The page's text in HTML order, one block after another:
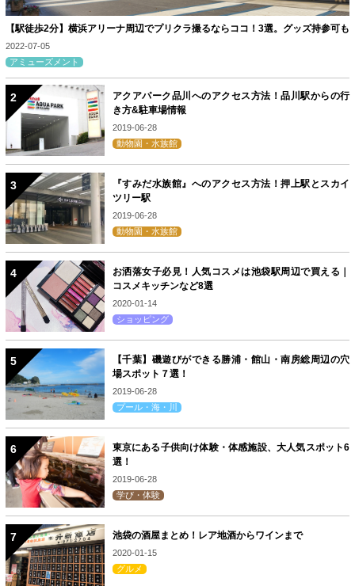
【駅徒歩2分】横浜アリーナ周辺でプリクラ撮るならココ！3選。グッズ持参可も
2022-07-05
アミューズメント
アクアパーク品川へのアクセス方法！品川駅からの行
き方&駐車場情報
2019-06-28
動物園・水族館
『すみだ水族館』へのアクセス方法！押上駅とスカイ
ツリー駅
2019-06-28
動物園・水族館
お洒落女子必見！人気コスメは池袋駅周辺で買える｜
コスメキッチンなど8選
2020-01-14
ショッピング
【千葉】磯遊びができる勝浦・館山・南房総周辺の穴
場スポット７選！
2019-06-28
プール・海・川
東京にある子供向け体験・体感施設、大人気スポット6
選！
2019-06-28
学び・体験
池袋の酒屋まとめ！レア地酒からワインまで
2020-01-15
グルメ